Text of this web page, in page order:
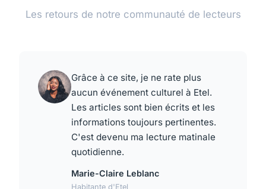
Les retours de notre communauté de lecteurs
Grâce à ce site, je ne rate plus
aucun événement culturel à Etel.
Les articles sont bien écrits et les
informations toujours pertinentes.
C'est devenu ma lecture matinale
quotidienne.
Marie-Claire Leblanc
Habitante d'Etel